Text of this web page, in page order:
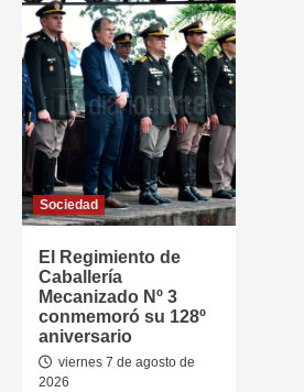
Sociedad
El Regimiento de
Caballería
Mecanizado Nº 3
conmemoró su 128º
aniversario
viernes 7 de agosto de
2026